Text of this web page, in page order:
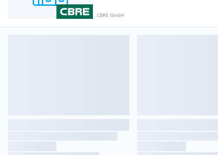
CBRE GmbH